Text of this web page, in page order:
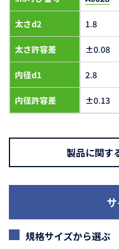
太さd2
太さ許容差
内径d1
内径許容差
1.8
±0.08
2.8
±0.13
製品に関す
規格サイズから選ぶ